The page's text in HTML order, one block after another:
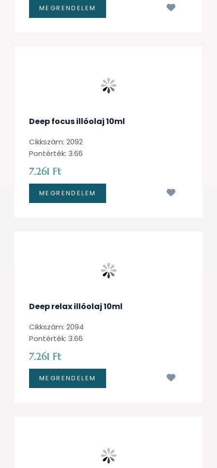
Deep focus illóolaj 10ml
Cikkszám: 2092
Pontérték: 3.66
7.261 Ft
Deep relax illóolaj 10ml
Cikkszám: 2094
Pontérték: 3.66
7.261 Ft